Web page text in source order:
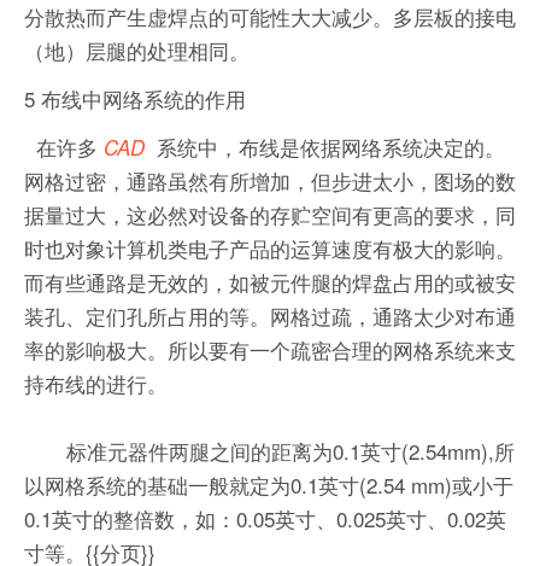
分散热而产生虚焊点的可能性大大减少。多层板的接电
（地）层腿的处理相同。
5 布线中网络系统的作用
在许多 CAD 系统中，布线是依据网络系统决定的。
网格过密，通路虽然有所增加，但步进太小，图场的数
据量过大，这必然对设备的存贮空间有更高的要求，同
时也对象计算机类电子产品的运算速度有极大的影响。
而有些通路是无效的，如被元件腿的焊盘占用的或被安
装孔、定们孔所占用的等。网格过疏，通路太少对布通
率的影响极大。所以要有一个疏密合理的网格系统来支
持布线的进行。
标准元器件两腿之间的距离为0.1英寸(2.54mm),所
以网格系统的基础一般就定为0.1英寸(2.54 mm)或小于
0.1英寸的整倍数，如：0.05英寸、0.025英寸、0.02英
寸等。{{分页}}